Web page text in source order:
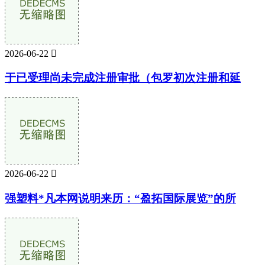
2026-06-22 
于已受理尚未完成注册审批（包罗初次注册和延
2026-06-22 
强塑料*凡本网说明来历：“盈拓国际展览”的所